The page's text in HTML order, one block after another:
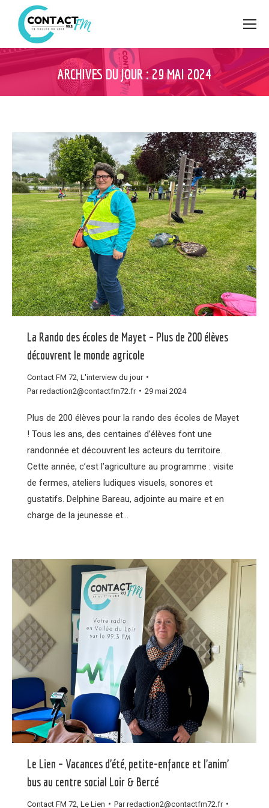
ARCHIVES DU JOUR :29 MAI 2024
La Rando des écoles de Mayet – Plus de 200 élèves
découvrent le monde agricole
Contact FM 72 L'interview du jour
Parredaction2@contactfm72.fr 29 mai 2024
Plus de 200 élèves pour la rando des écoles de Mayet
! Tous les ans, des centaines d’élèves font une
randonnée et découvrent les acteurs du territoire.
Cette année, c’est l’agriculture au programme : visite
de fermes, ateliers ludiques visuels, sonores et
gustatifs. Delphine Bareau, adjointe au maire et en
charge de la jeunesse et…
Le Lien – Vacances d’été, petite-enfance et l’anim’
bus au centre social Loir & Bercé
Contact FM 72 Le Lien Parredaction2@contactfm72.fr